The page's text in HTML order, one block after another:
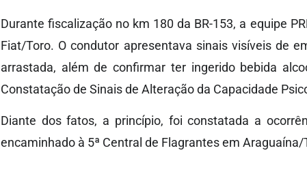
Durante fiscalização no km 180 da BR-153, a equipe
Fiat/Toro. O condutor apresentava sinais visíveis de
arrastada, além de confirmar ter ingerido bebida
Constatação de Sinais de Alteração da Capacidade
Diante dos fatos, a princípio, foi constatada a
encaminhado à 5ª Central de Flagrantes em